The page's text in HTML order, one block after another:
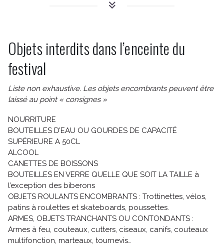
Objets interdits dans l’enceinte du
festival
Liste non exhaustive. Les objets encombrants peuvent être
laissé au point « consignes »
NOURRITURE
BOUTEILLES D’EAU OU GOURDES DE CAPACITÉ
SUPÉRIEURE A 50CL
ALCOOL
CANETTES DE BOISSONS
BOUTEILLES EN VERRE QUELLE QUE SOIT LA TAILLE à
l’exception des biberons
OBJETS ROULANTS ENCOMBRANTS : Trottinettes, vélos,
patins à roulettes et skateboards, poussettes.
ARMES, OBJETS TRANCHANTS OU CONTONDANTS :
Armes à feu, couteaux, cutters, ciseaux, canifs, couteaux
multifonction, marteaux, tournevis…